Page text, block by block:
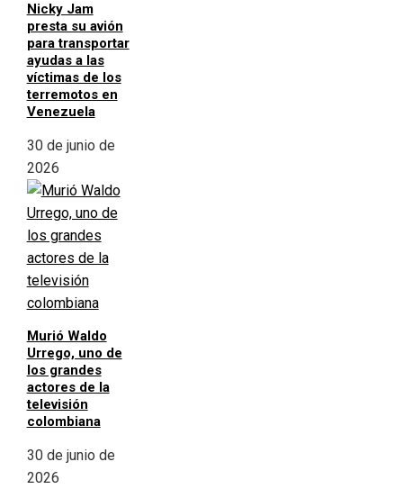
Nicky Jam
presta su avión
para transportar
ayudas a las
víctimas de los
terremotos en
Venezuela
30 de junio de
2026
Murió Waldo
Urrego, uno de
los grandes
actores de la
televisión
colombiana
30 de junio de
2026